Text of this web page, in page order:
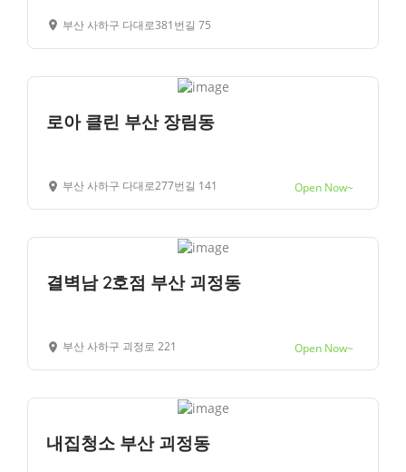
부산 사하구 다대로381번길 75
로아 클린 부산 장림동
부산 사하구 다대로277번길 141 Open Now~
결벽남 2호점 부산 괴정동
부산 사하구 괴정로 221 Open Now~
내집청소 부산 괴정동